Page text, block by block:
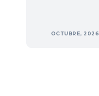
OCTUBRE, 2026